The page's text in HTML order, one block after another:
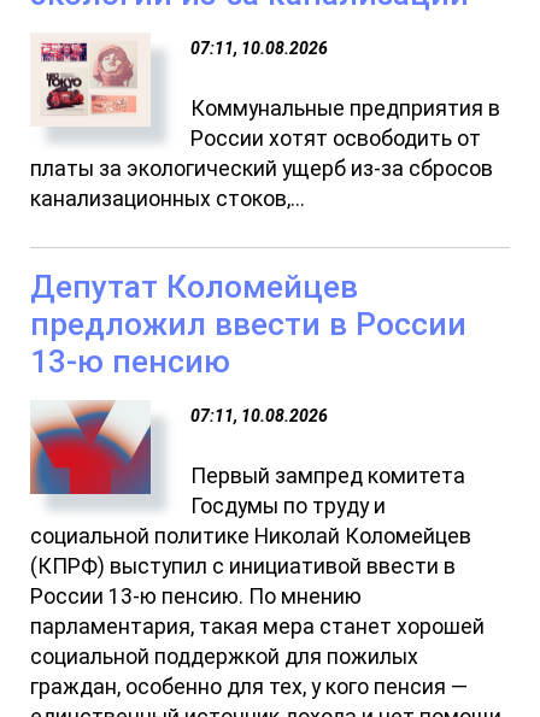
07:11, 10.08.2026
Коммунальные предприятия в
России хотят освободить от
платы за экологический ущерб из-за сбросов
канализационных стоков,...
Депутат Коломейцев
предложил ввести в России
13-ю пенсию
07:11, 10.08.2026
Первый зампред комитета
Госдумы по труду и
социальной политике Николай Коломейцев
(КПРФ) выступил с инициативой ввести в
России 13-ю пенсию. По мнению
парламентария, такая мера станет хорошей
социальной поддержкой для пожилых
граждан, особенно для тех, у кого пенсия —